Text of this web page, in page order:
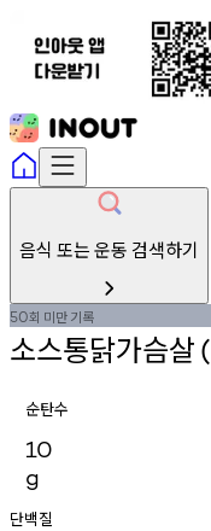
음식 또는 운동 검색하기
50회 미만기록
소스통닭가슴살(
순탄수
10
g
단백질